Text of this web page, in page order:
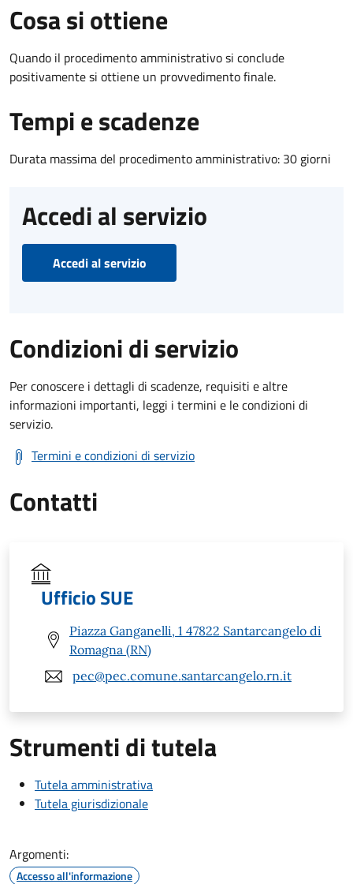
Cosa si ottiene
Quando il procedimento amministrativo si conclude
positivamente si ottiene un provvedimento finale.
Tempi e scadenze
Durata massima del procedimento amministrativo: 30 giorni
Accedi al servizio
Accedi al servizio
Condizioni di servizio
Per conoscere i dettagli di scadenze, requisiti e altre
informazioni importanti, leggi i termini e le condizioni di
servizio.
Termini e condizioni di servizio
Contatti
Ufficio SUE
Piazza Ganganelli, 1 47822 Santarcangelo di
Romagna (RN)
pec@pec.comune.santarcangelo.rn.it
Strumenti di tutela
Tutela amministrativa
Tutela giurisdizionale
Argomenti:
Accesso all'informazione